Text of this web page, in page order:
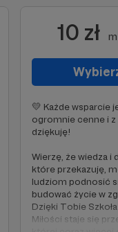
10 zł
💛 Każde wsparcie
ogromnie cenne i z
dziękuję!
Wierzę, że wiedza i
które przekazuję,
ludziom podnosić
budować życie w
Dzięki Tobie
Miłości staje się